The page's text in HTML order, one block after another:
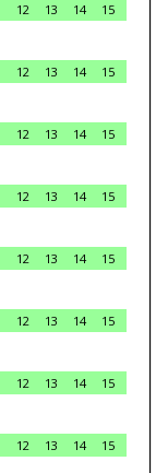
12 13 14
15
12 13 14
15
12 13 14
15
12 13 14
15
12 13 14
15
12 13 14
15
12 13 14
15
12 13 14
15